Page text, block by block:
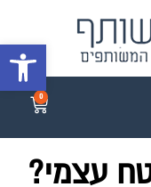
פתח
עצמי?